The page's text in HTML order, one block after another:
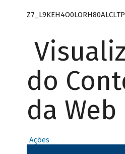
do
da Web
Ações